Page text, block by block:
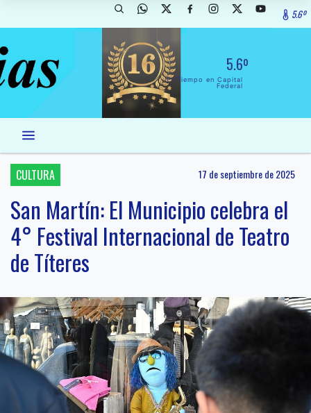
5.6º
5.6º
El Tiempo en Capital
Federal
CULTURA 17 de septiembre de 2025
San Martín: El Municipio celebra el
4° Festival Internacional de Teatro
de Títeres